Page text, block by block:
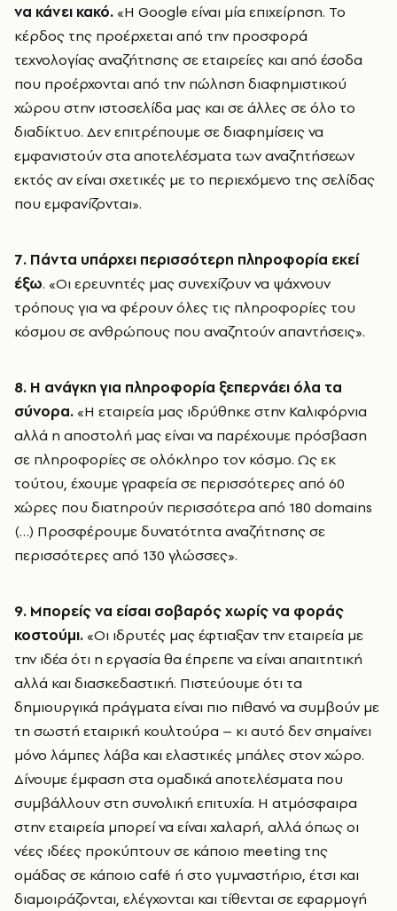
να κάνει κακό. «Η Google είναι μία επιχείρηση. Το
κέρδος της προέρχεται από την προσφορά
τεχνολογίας αναζήτησης σε εταιρείες και από έσοδα
που προέρχονται από την πώληση διαφημιστικού
χώρου στην ιστοσελίδα μας και σε άλλες σε όλο το
διαδίκτυο. Δεν επιτρέπουμε σε διαφημίσεις να
εμφανιστούν στα αποτελέσματα των αναζητήσεων
εκτός αν είναι σχετικές με το περιεχόμενο της σελίδας
που εμφανίζονται».
7. Πάντα υπάρχει περισσότερη πληροφορία εκεί
έξω. «Οι ερευνητές μας συνεχίζουν να ψάχνουν
τρόπους για να φέρουν όλες τις πληροφορίες του
κόσμου σε ανθρώπους που αναζητούν απαντήσεις».
8. Η ανάγκη για πληροφορία ξεπερνάει όλα τα
σύνορα. «Η εταιρεία μας ιδρύθηκε στην Καλιφόρνια
αλλά η αποστολή μας είναι να παρέχουμε πρόσβαση
σε πληροφορίες σε ολόκληρο τον κόσμο. Ως εκ
τούτου, έχουμε γραφεία σε περισσότερες από 60
χώρες που διατηρούν περισσότερα από 180 domains
(…) Προσφέρουμε δυνατότητα αναζήτησης σε
περισσότερες από 130 γλώσσες».
9. Μπορείς να είσαι σοβαρός χωρίς να φοράς
κοστούμι. «Οι ιδρυτές μας έφτιαξαν την εταιρεία με
την ιδέα ότι η εργασία θα έπρεπε να είναι απαιτητική
αλλά και διασκεδαστική. Πιστεύουμε ότι τα
δημιουργικά πράγματα είναι πιο πιθανό να συμβούν με
τη σωστή εταιρική κουλτούρα – κι αυτό δεν σημαίνει
μόνο λάμπες λάβα και ελαστικές μπάλες στον χώρο.
Δίνουμε έμφαση στα ομαδικά αποτελέσματα που
συμβάλλουν στη συνολική επιτυχία. Η ατμόσφαιρα
στην εταιρεία μπορεί να είναι χαλαρή, αλλά όπως οι
νέες ιδέες προκύπτουν σε κάποιο meeting της
ομάδας σε κάποιο café ή στο γυμναστήριο, έτσι και
διαμοιράζονται, ελέγχονται και τίθενται σε εφαρμογή